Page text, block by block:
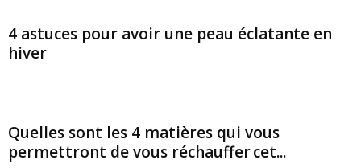
4 astuces pour avoir une peau éclatante en
hiver
Quelles sont les 4 matières qui vous
permettront de vous réchauffer cet...